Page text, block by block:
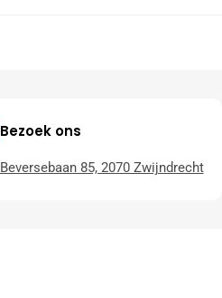
Bezoek ons
Beversebaan 85, 2070 Zwijndrecht